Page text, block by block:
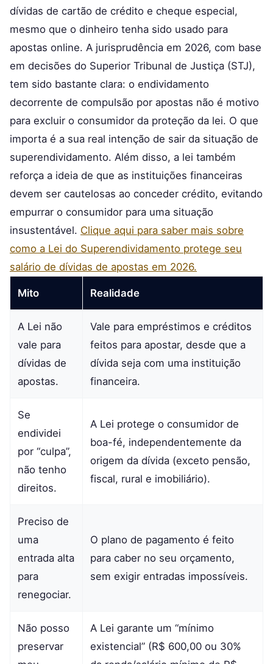
dívidas de cartão de crédito e cheque especial,
mesmo que o dinheiro tenha sido usado para
apostas online. A jurisprudência em 2026, com base
em decisões do Superior Tribunal de Justiça (STJ),
tem sido bastante clara: o endividamento
decorrente de compulsão por apostas não é motivo
para excluir o consumidor da proteção da lei. O que
importa é a sua real intenção de sair da situação de
superendividamento. Além disso, a lei também
reforça a ideia de que as instituições financeiras
devem ser cautelosas ao conceder crédito, evitando
empurrar o consumidor para uma situação
insustentável. Clique aqui para saber mais sobre
como a Lei do Superendividamento protege seu
salário de dívidas de apostas em 2026.
Mito Realidade
A Lei não
vale para
dívidas de
apostas.
Vale para empréstimos e créditos
feitos para apostar, desde que a
dívida seja com uma instituição
financeira.
Se
endividei
por “culpa”,
não tenho
direitos.
A Lei protege o consumidor de
boa-fé, independentemente da
origem da dívida (exceto pensão,
fiscal, rural e imobiliário).
Preciso de
uma
entrada alta
para
renegociar.
O plano de pagamento é feito
para caber no seu orçamento,
sem exigir entradas impossíveis.
Não posso
preservar
A Lei garante um “mínimo
existencial” (R$ 600,00 ou 30%